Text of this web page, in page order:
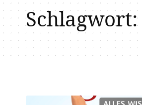
Schlagwort: